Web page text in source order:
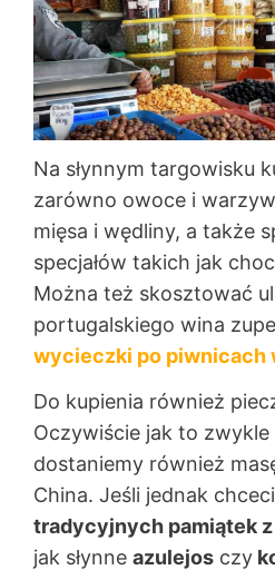
Na słynnym targowisku
zarówno owoce i
mięsa i wędliny, a także
specjałów takich jak
Można też skosztować
portugalskiego wina
wycieczki po piwnicach
Do kupienia również
Oczywiście jak to
dostaniemy również
China. Jeśli jednak
tradycyjnych pamiątek
jak słynne azulejos czy